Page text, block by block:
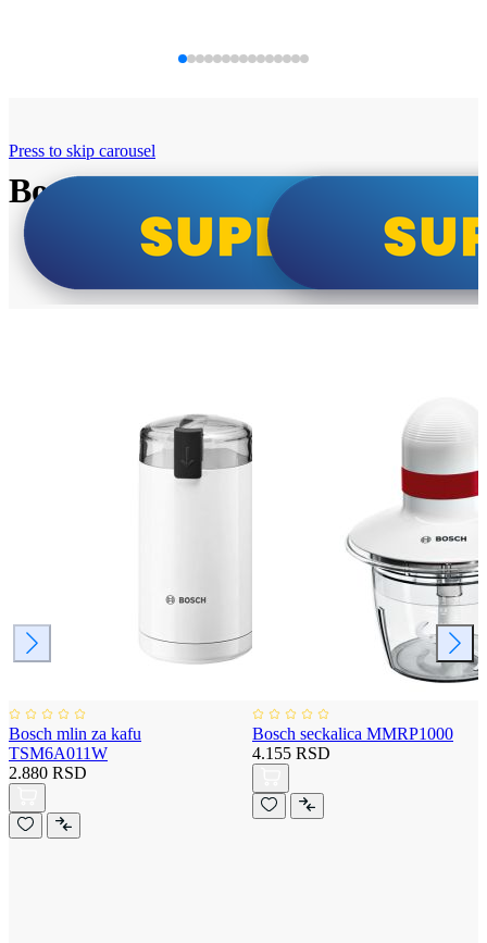
Bosch super cene
Press to skip carousel
Bosch mlin za kafu
TSM6A011W
2.880 RSD
Bosch seckalica MMRP1000
4.155 RSD